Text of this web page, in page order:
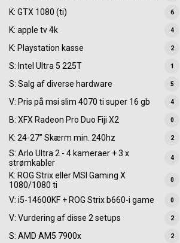
K: GTX 1080 (ti) 6
K: apple tv 4k 4
K: Playstation kasse 2
S: Intel Ultra 5 225T 1
S: Salg af diverse hardware 5
V: Pris på msi slim 4070 ti super 16 gb 4
B: XFX Radeon Pro Duo Fiji X2 0
K: 24-27” Skærm min. 240hz 2
S: Arlo Ultra 2 - 4 kameraer + 3 x
strømkabler
4
K: ROG Strix eller MSI Gaming X
1080/1080 ti
0
V: i5-14600KF + ROG Strix b660-i game 0
V: Vurdering af disse 2 setups 2
S: AMD AM5 7900x 2